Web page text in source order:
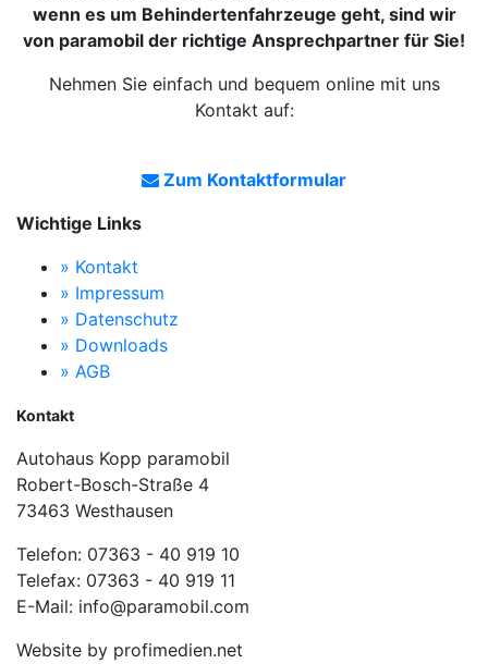
wenn es um Behindertenfahrzeuge geht, sind wir
von paramobil der richtige Ansprechpartner für Sie!
Nehmen Sie einfach und bequem online mit uns
Kontakt auf:
Zum Kontaktformular
Wichtige Links
» Kontakt
» Impressum
» Datenschutz
» Downloads
» AGB
Kontakt
Autohaus Kopp paramobil
Robert-Bosch-Straße 4
73463 Westhausen
Telefon: 07363 - 40 919 10
Telefax: 07363 - 40 919 11
E-Mail: info@paramobil.com
Website by profimedien.net